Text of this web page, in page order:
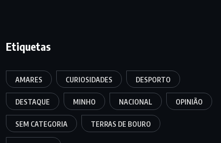
Etiquetas
AMARES CURIOSIDADES DESPORTO
DESTAQUE MINHO NACIONAL OPINIÃO
SEM CATEGORIA TERRAS DE BOURO